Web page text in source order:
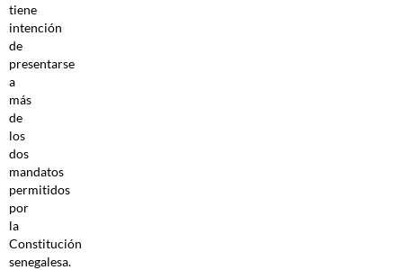
tiene
intención
de
presentarse
a
más
de
los
dos
mandatos
permitidos
por
la
Constitución
senegalesa.